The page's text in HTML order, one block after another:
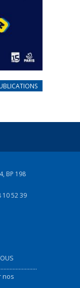
BP 198
10 52 39
nos